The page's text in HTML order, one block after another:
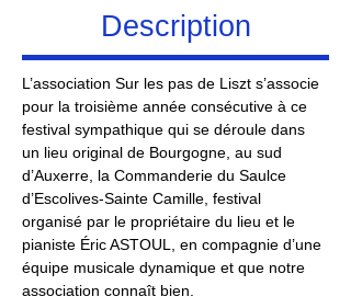
Description
L’association Sur les pas de Liszt s’associe
pour la troisième année consécutive à ce
festival sympathique qui se déroule dans
un lieu original de Bourgogne, au sud
d’Auxerre, la Commanderie du Saulce
d’Escolives-Sainte Camille, festival
organisé par le propriétaire du lieu et le
pianiste Éric ASTOUL, en compagnie d’une
équipe musicale dynamique et que notre
association connaît bien.